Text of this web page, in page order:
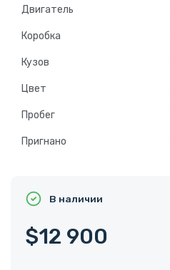
Двигатель
Коробка
Кузов
Цвет
Пробег
Пригнано
В наличии
$12 900